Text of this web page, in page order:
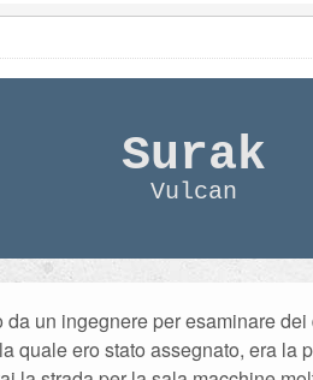
Surak
Vulcan
da un ingegnere per esaminare
quale ero stato assegnato, era la